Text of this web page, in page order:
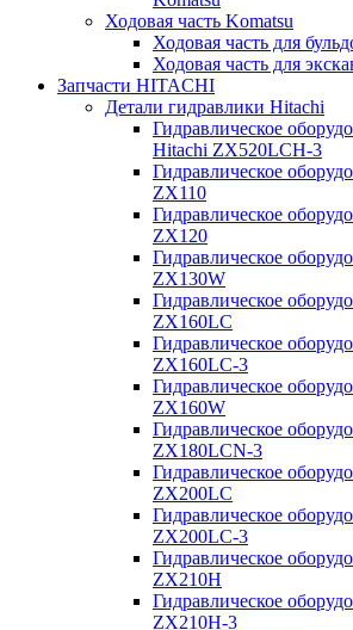
Ходовая часть Komatsu
Ходовая часть для
Ходовая часть для
Запчасти HITACHI
Детали гидравлики Hitachi
Гидравлическое
Hitachi ZX520LCH-3
Гидравлическое
ZX110
Гидравлическое
ZX120
Гидравлическое
ZX130W
Гидравлическое
ZX160LC
Гидравлическое
ZX160LC-3
Гидравлическое
ZX160W
Гидравлическое
ZX180LCN-3
Гидравлическое
ZX200LC
Гидравлическое
ZX200LC-3
Гидравлическое
ZX210H
Гидравлическое
ZX210H-3